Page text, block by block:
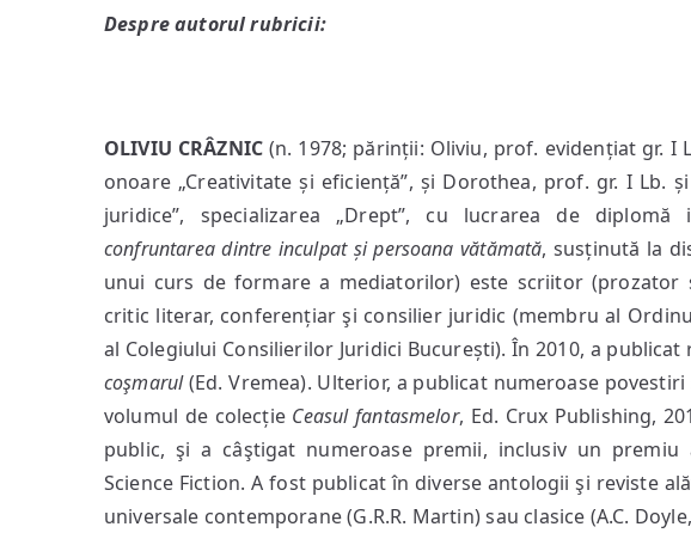
Despre autorul rubricii:
OLIVIU CRÂZNIC(n. 1978; părinții: Oliviu, prof. evidențiat gr. I
onoare „Creativitate și eficiență”, și Dorothea, prof. gr. I Lb.
juridice”, specializarea „Drept”, cu lucrarea de diplomă
confruntarea dintre inculpat și persoana vătămată, susținută la
unui curs de formare a mediatorilor) este scriitor (prozator
critic literar, conferențiar şi consilier juridic (membru al
al Colegiului Consilierilor Juridici București). În 2010, a
coşmarul(Ed. Vremea). Ulterior, a publicat numeroase
volumul de colecție Ceasul fantasmelor, Ed. Crux Publishing,
public, şi a câştigat numeroase premii, inclusiv un premiu
Science Fiction. A fost publicat în diverse antologii şi reviste
universale contemporane (G.R.R. Martin) sau clasice (A.C.